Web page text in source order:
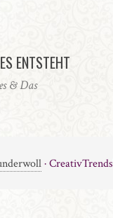
ENTSTEHT
& Das
· CreativTrends